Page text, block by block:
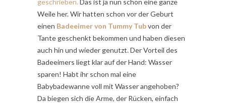
Weile her. Wir hatten schon vor der Geburt
einen Badeeimer von Tummy Tubvon der
Tante geschenkt bekommen und haben diesen
auch hin und wieder genutzt. Der Vorteil des
Badeeimers liegt klar auf der Hand: Wasser
sparen! Habt ihr schon mal eine
Babybadewanne voll mit Wasser angehoben?
Da biegen sich die Arme, der Rücken, einfach